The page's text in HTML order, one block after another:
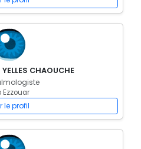
CHAOUCHE
Ezzouar
le profil